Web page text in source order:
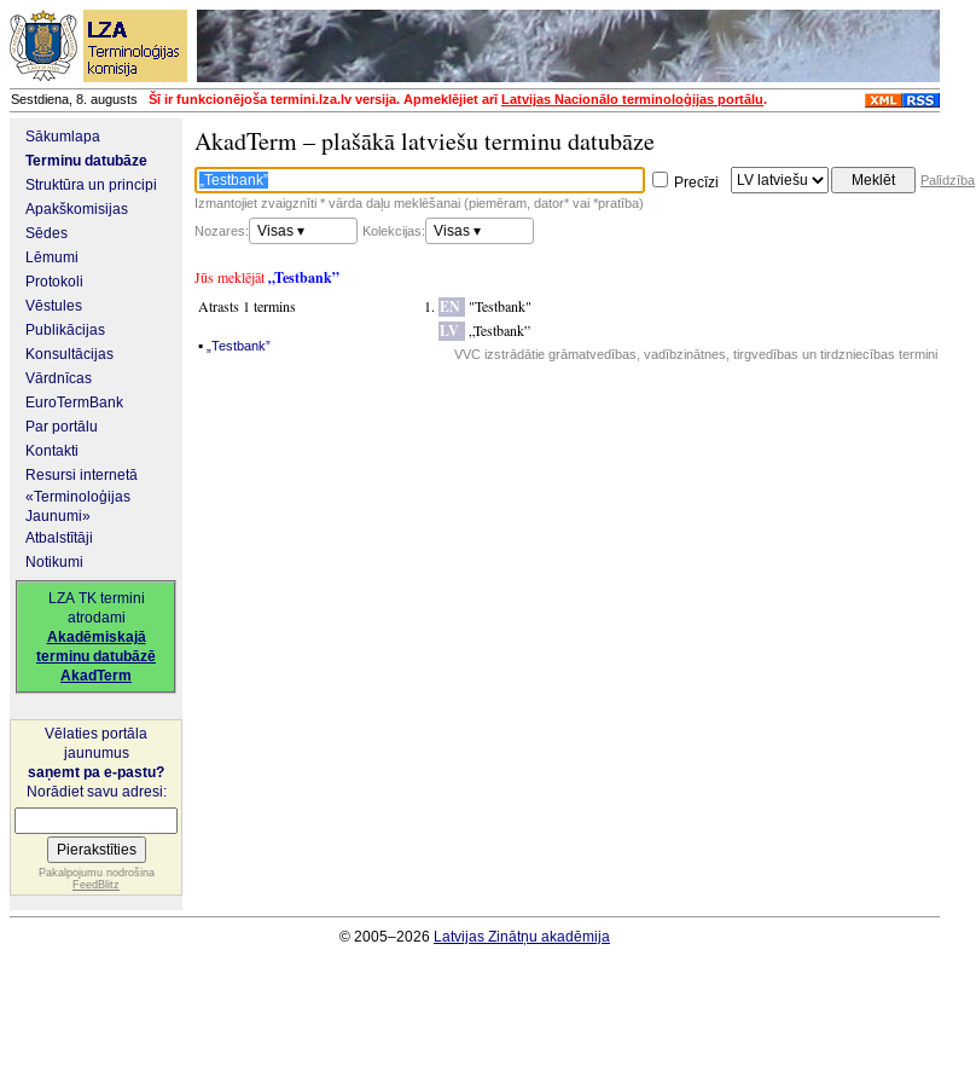
Sestdiena, 8. augusts Šī ir funkcionējoša termini.lza.lv versija. Apmeklējiet arīLatvijas Nacionālo terminoloģijas portālu.
Sākumlapa
Terminu datubāze
Struktūra un principi
Apakškomisijas
Sēdes
Lēmumi
Protokoli
Vēstules
Publikācijas
Konsultācijas
Vārdnīcas
EuroTermBank
Par portālu
Kontakti
Resursi internetā
«Terminoloģijas
Jaunumi»
Atbalstītāji
Notikumi
LZA TK termini
atrodami
Akadēmiskajā
terminu datubāzē
AkadTerm
Vēlaties portāla
jaunumus
saņemt pa e-pastu?
Norādiet savu adresi:
Pakalpojumu nodrošina
FeedBlitz
AkadTerm – plašākā latviešu terminu datubāze
Precīzi
Palīdzība
Izmantojiet zvaigznīti * vārda daļu meklēšanai (piemēram, dator* vai *pratība)
Nozares:
Visas ▾ Kolekcijas: Visas ▾
Jūs meklējāt„Testbank”
Atrasts 1 termins
▪ „Testbank”
EN "Testbank"
LV „Testbank”
VVC izstrādātie grāmatvedības, vadībzinātnes, tirgvedības un tirdzniecības termini
© 2005–2026 Latvijas Zinātņu akadēmija